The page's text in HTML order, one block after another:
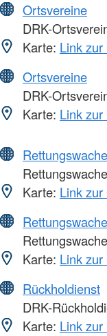
Ortsvereine
DRK-
Karte: Link
Ortsvereine
DRK-
Karte: Link
Rettungswache
Karte: Link
Rettungswache
Karte: Link
Rückholdienst
DRK-
Karte: Link